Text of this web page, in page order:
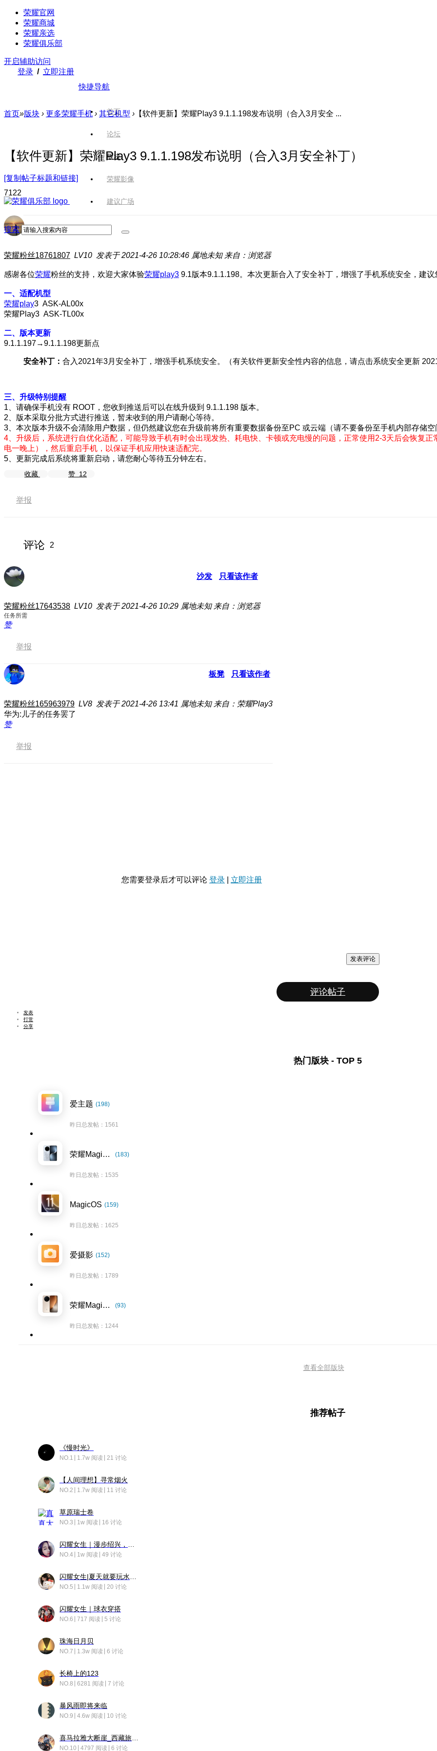
荣耀官网
荣耀商城
荣耀亲选
荣耀俱乐部
开启辅助访问
登录 / 立即注册
快捷导航
首页
论坛
版块
荣耀影像
建议广场
搜索
首页»版块 › 更多荣耀手机 › 其它机型 › 【软件更新】荣耀Play3 9.1.1.198发布说明（合入3月安全 ...
【软件更新】荣耀Play3 9.1.1.198发布说明（合入3月安全补丁）
[复制帖子标题和链接]
7122
荣耀粉丝18761807 LV10 发表于 2021-4-26 10:28:46 属地未知 来自：浏览器
感谢各位荣耀粉丝的支持，欢迎大家体验荣耀play3 9.1版本9.1.1.198。本次更新合入了安全补丁，增强了手机系统安全，建
一、适配机型
荣耀play3 ASK-AL00x
荣耀Play3 ASK-TL00x
二、版本更新
9.1.1.197→9.1.1.198更新点
安全补丁： 合入2021年3月安全补丁，增强手机系统安全。（有关软件更新安全性内容的信息，请点击系统安全更新
三、升级特别提醒
1、请确保手机没有 ROOT，您收到推送后可以在线升级到 9.1.1.198 版本。
2、版本采取分批方式进行推送，暂未收到的用户请耐心等待。
3、本次版本升级不会清除用户数据，但仍然建议您在升级前将所有重要数据备份至PC 或云端（请不要备份至手机内部存储
4、升级后，系统进行自优化适配，可能导致手机有时会出现发热、耗电快、卡顿或充电慢的问题，正常使用2-3天后会恢复
电一晚上），然后重启手机，以保证手机应用快速适配完。
5、更新完成后系统将重新启动，请您耐心等待五分钟左右。
收藏 赞 12
举报
评论 2
沙发 只看该作者
荣耀粉丝17643538 LV10 发表于 2021-4-26 10:29 属地未知 来自：浏览器
任务所需
赞
举报
板凳 只看该作者
荣耀粉丝165963979 LV8 发表于 2021-4-26 13:41 属地未知 来自：荣耀Play3
华为:儿子的任务罢了
赞
举报
您需要登录后才可以评论 登录 立即注册
发表评论
评论帖子
发表
打赏
分享
热门版块 - TOP 5
爱主题 (198)
昨日总发帖：1561
荣耀Magic7系列 (183)
昨日总发帖：1535
MagicOS (159)
昨日总发帖：1625
爱摄影 (152)
昨日总发帖：1789
荣耀Magic8系列 (93)
昨日总发帖：1244
查看全部版块
推荐帖子
《慢时光》
NO.1 1.7w 阅读 21 讨论
【人间理想】寻常烟火
NO.2 1.7w 阅读 11 讨论
草原瑞士卷
NO.3 1w 阅读 16 讨论
NO.4 1w 阅读 49 讨论
NO.5 1.1w 阅读 20 讨论
闪耀女生｜球衣穿搭
NO.6 717 阅读 5 讨论
珠海日月贝
NO.7 1.3w 阅读 6 讨论
长椅上的123
NO.8 6281 阅读 7 讨论
暴风雨即将来临
NO.9 4.6w 阅读 10 讨论
NO.10 4797 阅读 6 讨论